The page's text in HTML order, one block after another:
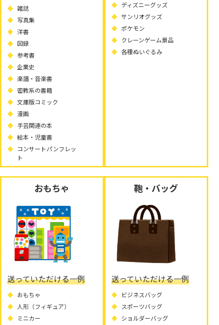
雑誌
写真集
洋書
図録
参考書
企業史
楽譜・音楽書
密教系の書籍
文庫版コミック
漫画
手芸関連の本
絵本・児童書
コンサートパンフレッ
ト
ディズニーグッズ
サンリオグッズ
ポケモン
クレーンゲーム景品
各種ぬいぐるみ
おもちゃ
送っていただける一例
おもちゃ
人形（フィギュア）
ミニカー
鞄・バッグ
送っていただける一例
ビジネスバッグ
スポーツバッグ
ショルダーバッグ